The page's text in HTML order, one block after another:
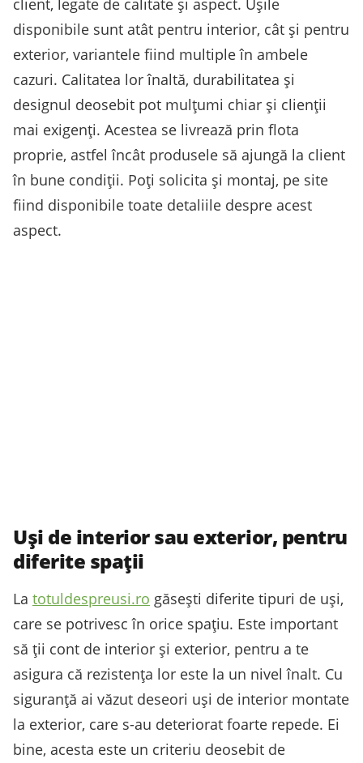
client, legate de calitate și aspect. Ușile
disponibile sunt atât pentru interior, cât și pentru
exterior, variantele fiind multiple în ambele
cazuri. Calitatea lor înaltă, durabilitatea și
designul deosebit pot mulțumi chiar și clienții
mai exigenți. Acestea se livrează prin flota
proprie, astfel încât produsele să ajungă la client
în bune condiții. Poți solicita și montaj, pe site
fiind disponibile toate detaliile despre acest
aspect.
Uși de interior sau exterior, pentru
diferite spații
La totuldespreusi.ro găsești diferite tipuri de uși,
care se potrivesc în orice spațiu. Este important
să ții cont de interior și exterior, pentru a te
asigura că rezistența lor este la un nivel înalt. Cu
siguranță ai văzut deseori uși de interior montate
la exterior, care s-au deteriorat foarte repede. Ei
bine, acesta este un criteriu deosebit de